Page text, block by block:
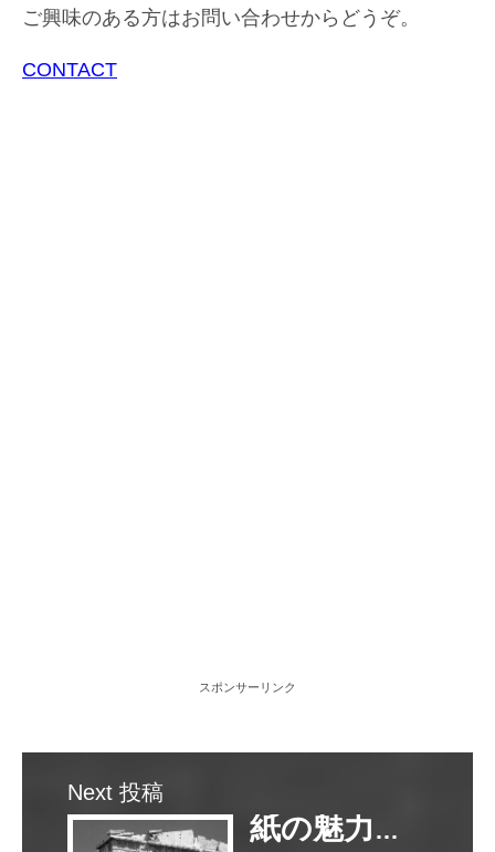
ご興味のある方はお問い合わせからどうぞ。
CONTACT
スポンサーリンク
Next 投稿
紙の魅力を考えていたら、滅びる為の創造とビジネスになった。